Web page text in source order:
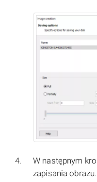
W następnym
zapisania